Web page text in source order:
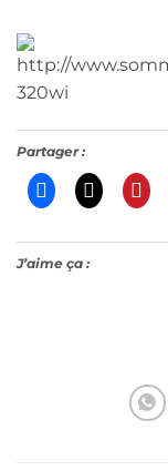
Partager :
J’aime ça :